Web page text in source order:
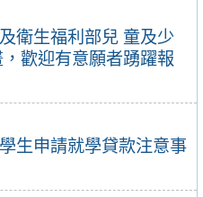
衛生福利部兒 童及少
歡迎有意願者踴躍報
生申請就學貸款注意事